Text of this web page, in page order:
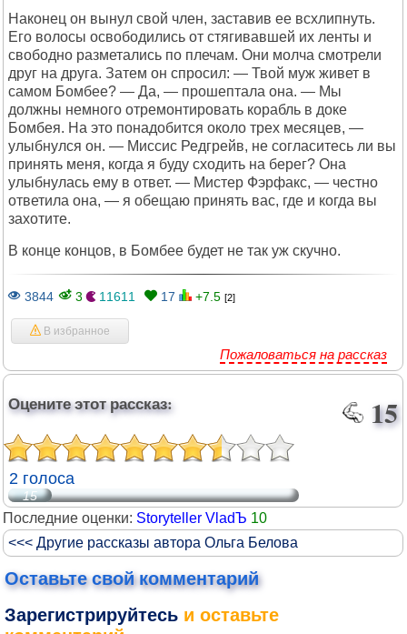
Наконец он вынул свой член, заставив ее всхлипнуть.
Его волосы освободились от стягивавшей их ленты и
свободно разметались по плечам. Они молча смотрели
друг на друга. Затем он спросил: — Твой муж живет в
самом Бомбее? — Да, — прошептала она. — Мы
должны немного отремонтировать корабль в доке
Бомбея. На это понадобится около трех месяцев, —
улыбнулся он. — Миссис Редгрейв, не согласитесь ли вы
принять меня, когда я буду сходить на берег? Она
улыбнулась ему в ответ. — Мистер Фэрфакс, — честно
ответила она, — я обещаю принять вас, где и когда вы
захотите.
В конце концов, в Бомбее будет не так уж скучно.
3844 3 11611 17 +7.5 [2]
В избранное
Пожаловаться на рассказ
Оцените этот рассказ: 15
2 голоса
15
Последние оценки: Storyteller VladЪ 10
<<< Другие рассказы автора Ольга Белова
Оставьте свой комментарий
Зарегистрируйтесь и оставьте